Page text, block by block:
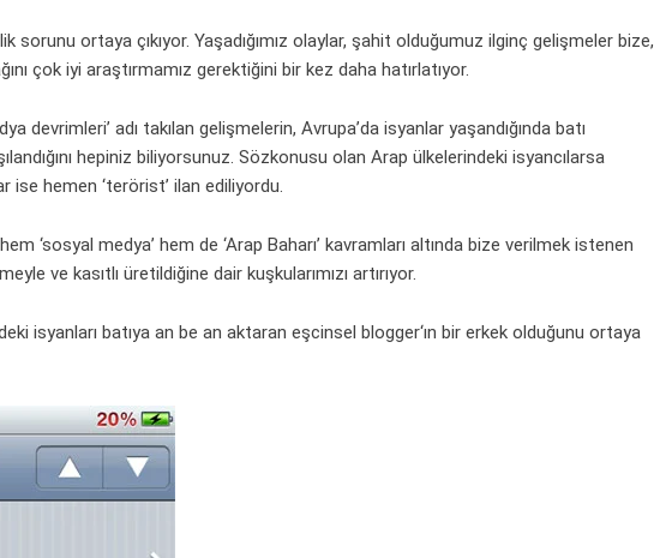
sorunu ortaya çıkıyor. Yaşadığımız olaylar, şahit olduğumuz ilginç gelişmeler bize,
çok iyi araştırmamız gerektiğini bir kez daha hatırlatıyor.
devrimleri’ adı takılan gelişmelerin, Avrupa’da isyanlar yaşandığında batı
hepiniz biliyorsunuz. Sözkonusu olan Arap ülkelerindeki isyancılarsa
ise hemen ‘terörist’ ilan ediliyordu.
‘sosyal medya’ hem de ‘Arap Baharı’ kavramları altında bize verilmek istenen
ve kasıtlı üretildiğine dair kuşkularımızı artırıyor.
isyanları batıya an be an aktaran eşcinsel blogger‘ın bir erkek olduğunu ortaya